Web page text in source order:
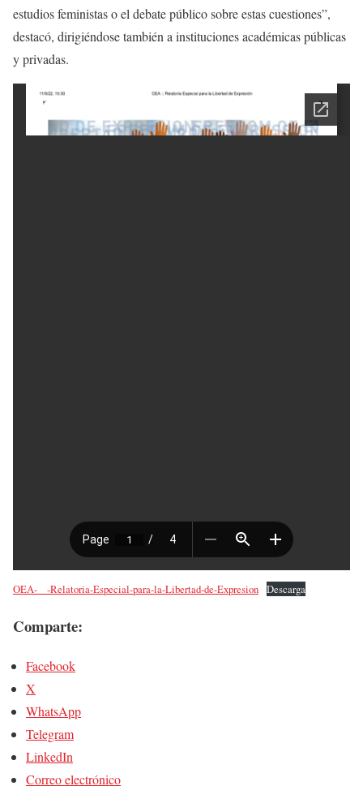
estudios feministas o el debate público sobre estas cuestiones”,
destacó, dirigiéndose también a instituciones académicas públicas
y privadas.
OEA-__-Relatoria-Especial-para-la-Libertad-de-Expresion Descarga
Comparte:
Facebook
X
WhatsApp
Telegram
LinkedIn
Correo electrónico